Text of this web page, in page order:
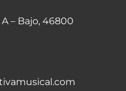
– Bajo, 46800